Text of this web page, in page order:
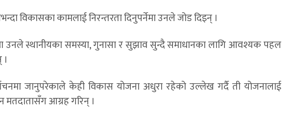
विकासका कामलाई निरन्तरता दिनुपर्नेमा उनले जोड दिइन् ।
उनले स्थानीयका समस्या, गुनासा र सुझाव सुन्दै समाधानका लागि आवश्यक पहल
जानुपरेकाले केही विकास योजना अधुरा रहेको उल्लेख गर्दै ती योजनालाई
मतदातासँग आग्रह गरिन् ।